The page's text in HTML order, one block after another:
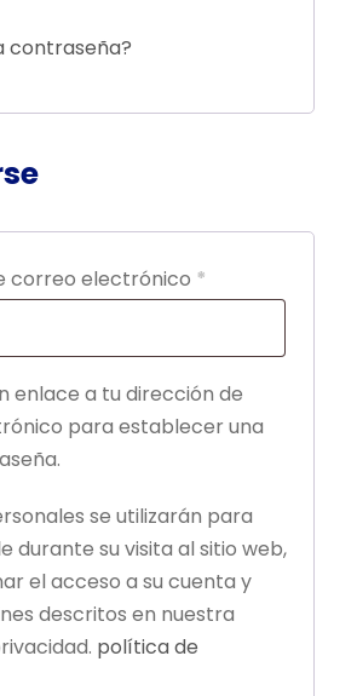
t
r
i
contraseña?
correo electrónico *
l
i
g
t
o
r
i
enlace a tu dirección de
para establecer una
se utilizarán para
durante su visita al sitio web,
el acceso a su cuenta y
descritos en nuestra
política de